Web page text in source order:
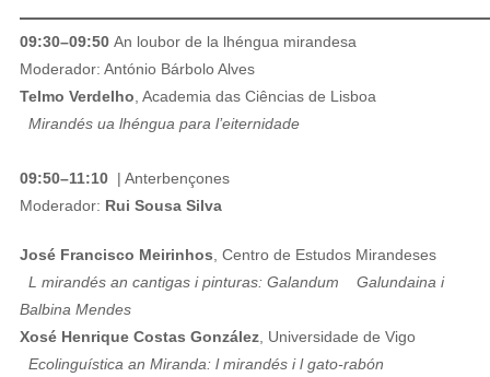
09:30–09:50 An loubor de la lhéngua mirandesa
Moderador: António Bárbolo Alves
Telmo Verdelho , Academia das Ciências de Lisboa
Mirandés ua lhéngua para l’eiternidade
09:50–11:10 | Anterbençones
Moderador: Rui Sousa Silva
José Francisco Meirinhos , Centro de Estudos Mirandeses
L mirandés an cantigas i pinturas: Galandum Galundaina i
Balbina Mendes
Xosé Henrique Costas González , Universidade de Vigo
Ecolinguística an Miranda: l mirandés i l gato-rabón